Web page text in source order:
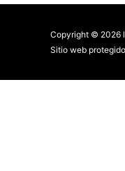
Copyright © 2026
Sitio web